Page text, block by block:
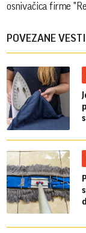
osnivačica firme
POVEZANE VESTI